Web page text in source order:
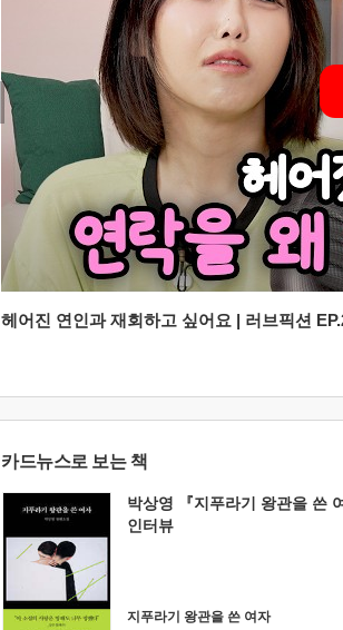
헤어진 연인과 재회하고 싶어요 | 러브픽션
카드뉴스로 보는 책
박상영 『지푸라기 왕관을 쓴
인터뷰
지푸라기 왕관을 쓴 여자